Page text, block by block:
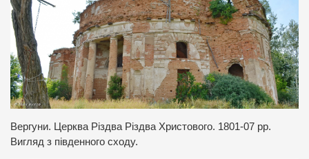
Вергуни. Церква Різдва Різдва Христового. 1801-07 рр.
Вигляд з південного сходу.